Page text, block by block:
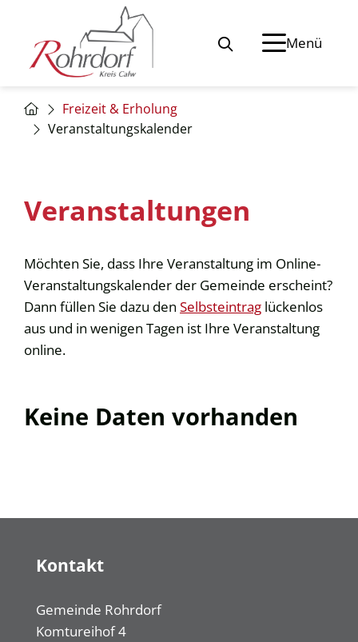
Menü
Freizeit & Erholung
Veranstaltungskalender
Veranstaltungen
Möchten Sie, dass Ihre Veranstaltung im Online-
Veranstaltungskalender der Gemeinde erscheint?
Dann füllen Sie dazu den Selbsteintrag lückenlos
aus und in wenigen Tagen ist Ihre Veranstaltung
online.
Keine Daten vorhanden
Kontakt
Gemeinde Rohrdorf
Komtureihof 4